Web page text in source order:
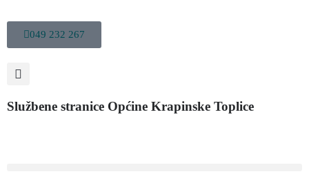
049 232 267
Službene stranice Općine Krapinske Toplice